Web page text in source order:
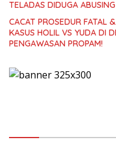
TELADAS DIDUGA
CACAT PROSEDUR FATAL
KASUS HOLIL VS YUDA DI
PENGAWASAN PROPAM!